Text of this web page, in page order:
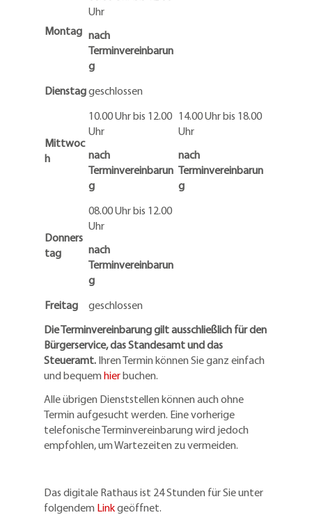
Montag
Uhr
nach
Terminvereinbarun
g
Dienstaggeschlossen
Mittwoc
h
10.00 Uhr bis 12.00
Uhr
nach
Terminvereinbarun
g
14.00 Uhr bis 18.00
Uhr
nach
Terminvereinbarun
g
Donners
tag
08.00 Uhr bis 12.00
Uhr
nach
Terminvereinbarun
g
Freitag
geschlossen
Die Terminvereinbarung gilt ausschließlich für den
Bürgerservice, das Standesamt und das
Steueramt. Ihren Termin können Sie ganz einfach
und bequem hierbuchen.
Alle übrigen Dienststellen können auch ohne
Termin aufgesucht werden. Eine vorherige
telefonische Terminvereinbarung wird jedoch
empfohlen, um Wartezeiten zu vermeiden.
Das digitale Rathaus ist 24 Stunden für Sie unter
folgendem Linkgeöffnet.